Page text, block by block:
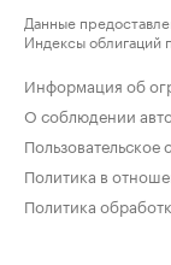
Данные
Индексы облигаций
Информация об
О соблюдении
Пользовательское
Политика в
Политика